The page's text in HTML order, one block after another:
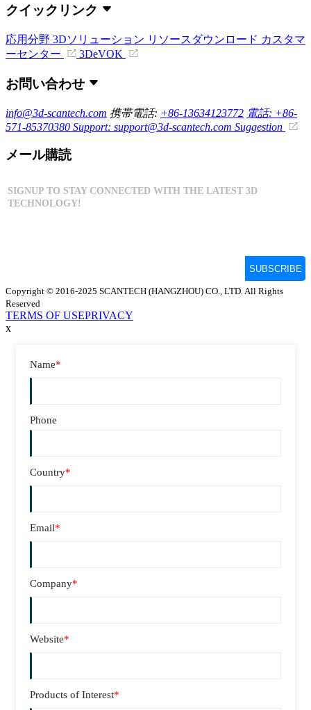
クイックリンク
応用分野 3Dソリューション リソースダウンロード カスタマ
ーセンター
3DeVOK
お問い合わせ
info@3d-scantech.com 携帯電話: +86-13634123772 電話: +86-
571-85370380 Support: support@3d-scantech.com Suggestion
メール購読
Copyright © 2016-2025 SCANTECH (HANGZHOU) CO., LTD. All Rights
Reserved
TERMS OF USEPRIVACY
x
Name*
Phone
Country*
Email*
Company*
Website*
Products of Interest*